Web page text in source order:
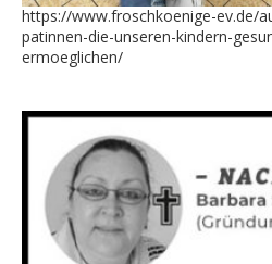
https://www.froschkoenige-ev.de/
patinnen-die-unseren-kindern-
ermoeglichen/